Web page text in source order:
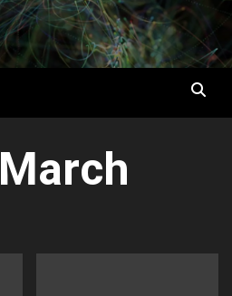
March